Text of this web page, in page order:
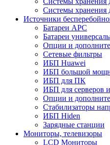
Системы хранения
Источники
Батареи APC
Батареи
Опции и
Сетевые фильтры
ИБП Huawei
ИБП большой
ИБП для ПК
ИБП для серверов
Опции и
Стабилизаторы
ИБП Hiden
Зарядные станции
Мониторы, телевизоры
LCD Мониторы